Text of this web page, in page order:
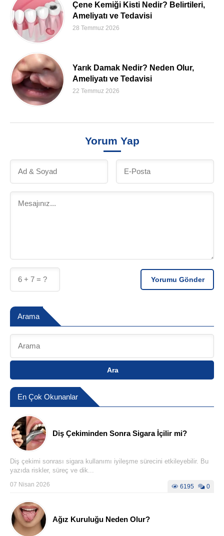
Çene Kemiği Kisti Nedir? Belirtileri,
Ameliyatı ve Tedavisi
28 Temmuz 2026
Yarık Damak Nedir? Neden Olur,
Ameliyatı ve Tedavisi
22 Temmuz 2026
Yorum Yap
Yorumu Gönder
Arama
Ara
En Çok Okunanlar
Diş Çekiminden Sonra Sigara İçilir mi?
Diş çekimi sonrası sigara kullanımı iyileşme sürecini etkileyebilir. Bu
yazıda riskler, süreç ve dik...
07 Nisan 2026 6195 0
Ağız Kuruluğu Neden Olur?